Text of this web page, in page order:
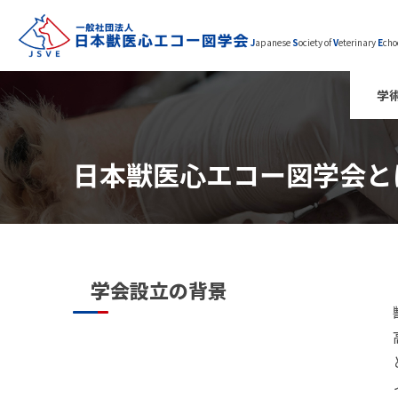
Japanese Society ofVeterinary E
学
日本獣医心エコー図学会
学会設立の背景